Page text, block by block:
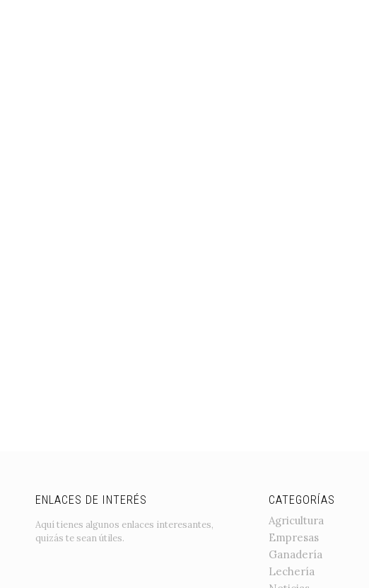
ENLACES DE INTERÉS
Aquí tienes algunos enlaces interesantes,
quizás te sean útiles.
CATEGORÍAS
Agricultura
Empresas
Ganadería
Lechería